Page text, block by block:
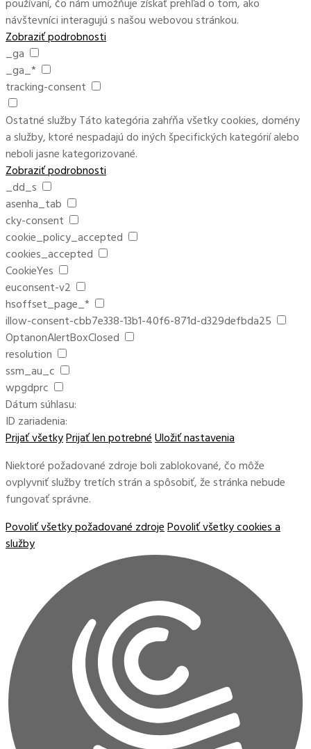
návštevníci interagujú s našou webovou stránkou.
Zobraziť podrobnosti
_ga
_ga_*
tracking-consent
Ostatné službyTáto kategória zahŕňa všetky cookies, domény
a služby, ktoré nespadajú do iných špecifických kategórií alebo
neboli jasne kategorizované.
Zobraziť podrobnosti
_dd_s
asenha_tab
cky-consent
cookie_policy_accepted
cookies_accepted
CookieYes
euconsent-v2
hsoffset_page_*
illow-consent-cbb7e338-13b1-40f6-871d-d329defbda25
OptanonAlertBoxClosed
resolution
ssm_au_c
wpgdprc
Dátum súhlasu:
ID zariadenia:
Prijať všetkyPrijať len potrebnéUložiť nastavenia
Niektoré požadované zdroje boli zablokované, čo môže
ovplyvniť služby tretích strán a spôsobiť, že stránka nebude
fungovať správne.
Povoliť všetky požadované zdrojePovoliť všetky cookies a
služby